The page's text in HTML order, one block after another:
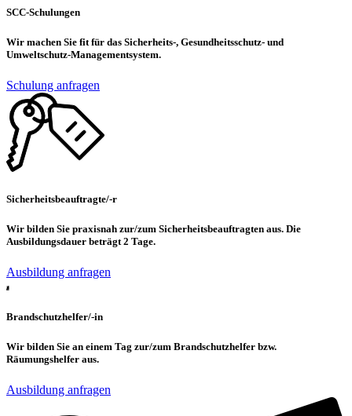
SCC-Schulungen
Wir machen Sie fit für das Sicherheits-, Gesundheitsschutz- und
Umweltschutz-Managementsystem.
Schulung anfragen
Sicherheitsbeauftragte/-r
Wir bilden Sie praxisnah zur/zum Sicherheitsbeauftragten aus. Die
Ausbildungsdauer beträgt 2 Tage.
Ausbildung anfragen
Brandschutzhelfer/-in
Wir bilden Sie an einem Tag zur/zum Brandschutzhelfer bzw.
Räumungshelfer aus.
Ausbildung anfragen